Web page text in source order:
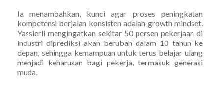
Ia menambahkan, kunci agar proses peningkatan
kompetensi berjalan konsisten adalah growth mindset.
Yassierli mengingatkan sekitar 50 persen pekerjaan di
industri diprediksi akan berubah dalam 10 tahun ke
depan, sehingga kemampuan untuk terus belajar ulang
menjadi keharusan bagi pekerja, termasuk generasi
muda.